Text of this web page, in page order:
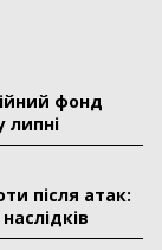
фонд
липні
після атак: